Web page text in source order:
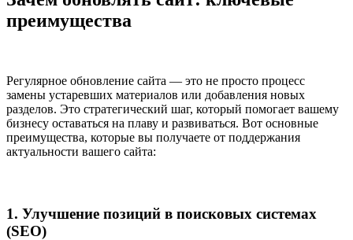
преимущества
Регулярное обновление сайта — это не просто процесс
замены устаревших материалов или добавления новых
разделов. Это стратегический шаг, который помогает вашему
бизнесу оставаться на плаву и развиваться. Вот основные
преимущества, которые вы получаете от поддержания
актуальности вашего сайта:
1. Улучшение позиций в поисковых системах
(SEO)